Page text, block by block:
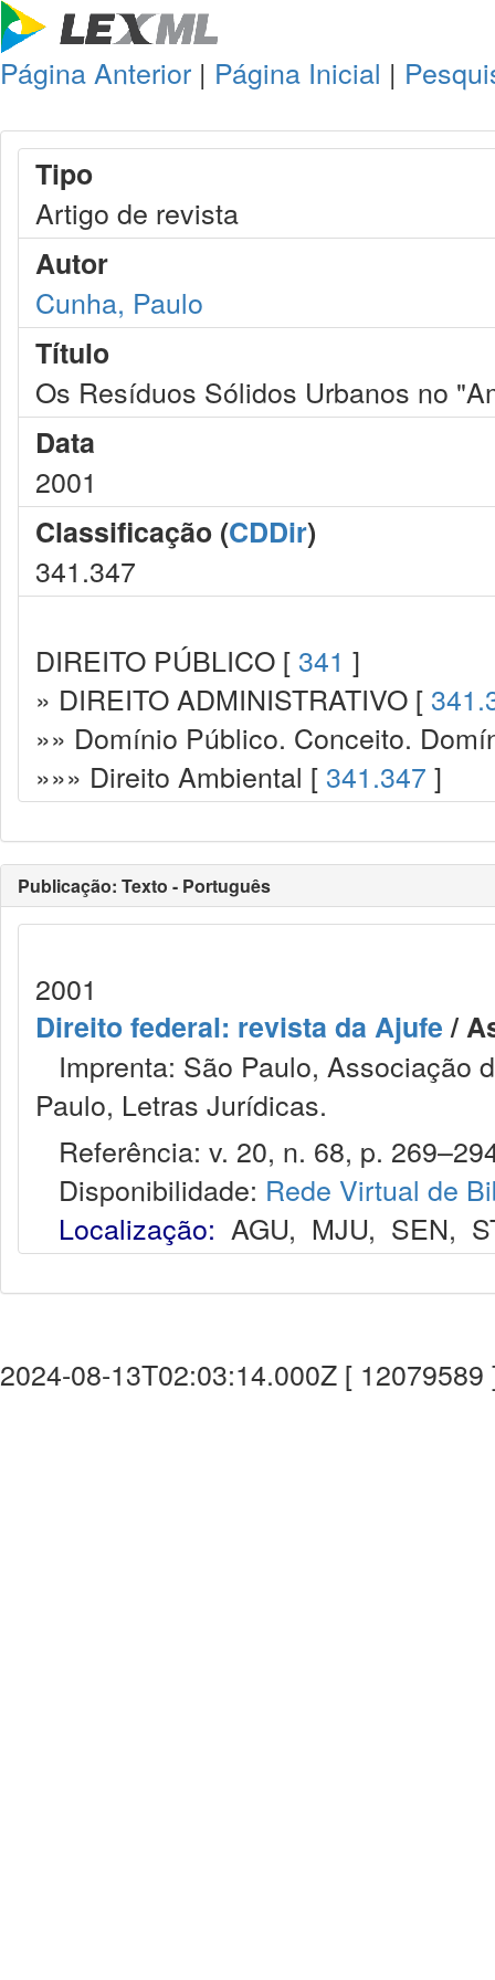
Página Anterior | Página Inicial |
Tipo
Artigo de revista
Autor
Cunha, Paulo
Título
Os Resíduos Sólidos Urbanos no
Data
2001
Classificação (CDDir)
341.347
DIREITO PÚBLICO [ 341 ]
» DIREITO ADMINISTRATIVO [
»» Domínio Público. Conceito.
»»» Direito Ambiental [ 341.347 ]
Publicação: Texto - Português
2001
Direito federal: revista da Ajufe/
Imprenta: São Paulo, Associação
Paulo, Letras Jurídicas.
Referência: v. 20, n. 68, p.
Disponibilidade: Rede Virtual de
Localização: AGU, MJU, SEN,
2024-08-13T02:03:14.000Z [ 12079589